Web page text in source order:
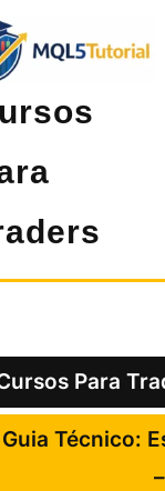
Para
Guia Técnico: